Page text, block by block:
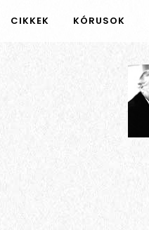
CIKKEK KÓRUSOK